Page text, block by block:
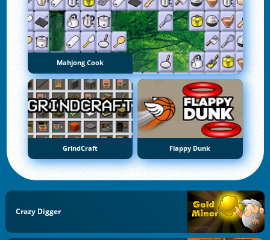
Mahjong Cook
GrindCraft Flappy Dunk
Crazy Digger